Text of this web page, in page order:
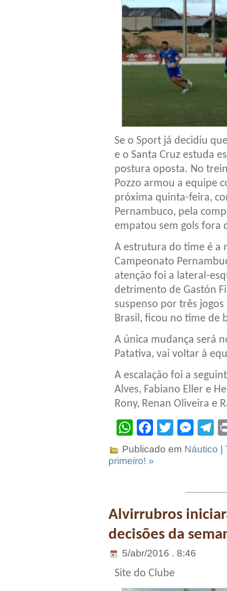
Se o Sport já decidiu
e o Santa Cruz estuda
postura oposta. No
Pozzo armou a equipe
próxima quinta-feira,
Pernambuco, pela
empatou sem gols fora
A estrutura do time é a
Campeonato
atenção foi a lateral-
detrimento de Gastón
suspenso por três
Brasil, ficou no time de
A única mudança será
Patativa, vai voltar à
A escalação foi a
Alves, Fabiano Eller e
Rony, Renan Oliveira e
WhatsApp
Facebook
Twitter
Publicado em Náutico
primeiro! »
Alvirrubros
decisões da
5/abr/2016 . 8:46
Site do Clube